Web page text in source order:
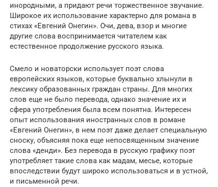
инородными, а придают речи торжественное звучание.
Широкое их использование характерно для романа в
стихах «Евгений Онегин». Очи, дева, взор и многие
другие слова воспринимается читателем как
естественное продолжение русского языка.
Смело и новаторски использует поэт слова
европейских языков, которые буквально хлынули в
лексику образованных граждан страны. Для многих
слов еще не было перевода, однако значение их и
сфера употребления была всем понятна. Интересен
опыт использования иностранных слов в романе
«Евгений Онегин», в нем поэт даже делает специальную
сноску, объясняя пока еще непосвященным значение
слова «денди». Без перевода в русскую графику поэт
употребляет такие слова как мадам, месье, которые
впоследствии будут широко использоваться и в устной,
и письменной речи.